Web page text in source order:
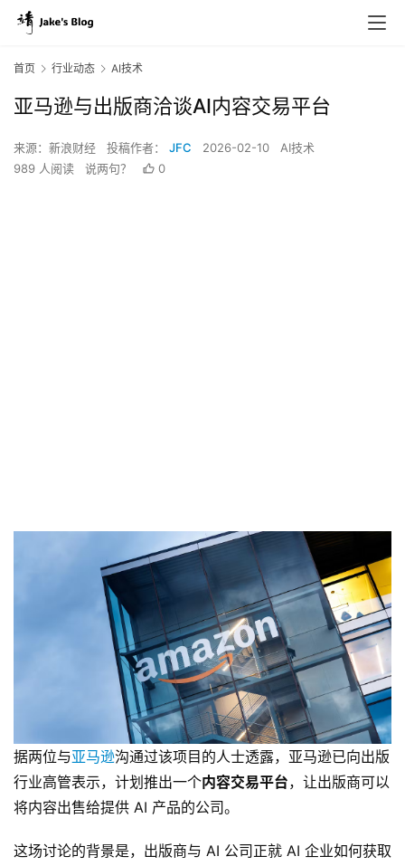
首页 行业动态 AI技术
亚马逊与出版商洽谈AI内容交易平台
来源：新浪财经 投稿作者： JFC 2026-02-10
AI技术
989 人阅读
说两句？ 0
据两位与亚马逊沟通过该项目的人士透露，亚马逊已向出版
行业高管表示，计划推出一个内容交易平台，让出版商可以
将内容出售给提供 AI 产品的公司。
这场讨论的背景是，出版商与 AI 公司正就 AI 企业如何获取